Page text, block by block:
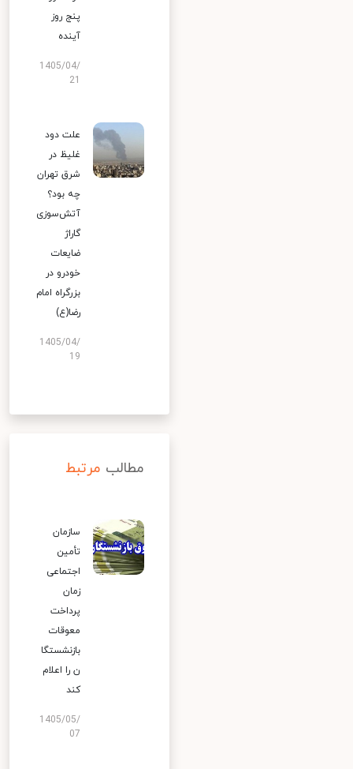
پنج روز
آینده
1405/04/
علت دود
غلیظ در
شرق تهران
چه بود؟
آتش‌سوزی
گاراژ
ضایعات
خودرو در
بزرگراه امام
رضا(ع)
1405/04/
19
مطالب مرتبط
سازمان
تأمین
اجتماعی
زمان
پرداخت
معوقات
بازنشستگا
ن را اعلام
کند
1405/05/
07